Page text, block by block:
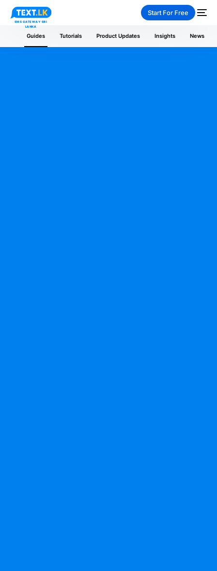
Start For Free
Guides Tutorials Product Updates Insights News